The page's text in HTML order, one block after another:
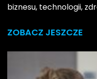
biznesu, technologii,
ZOBACZ JESZCZE